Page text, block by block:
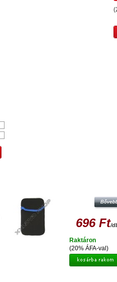
696 Ft/
(20% ÁFA-val)
Raktáron